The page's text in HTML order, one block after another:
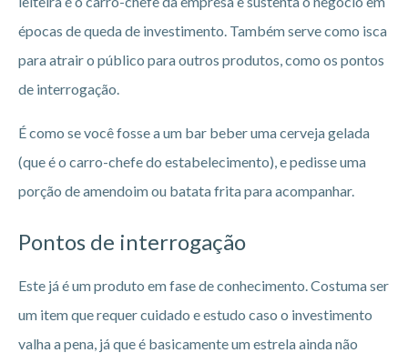
épocas de queda de investimento. Também serve como isca
para atrair o público para outros produtos, como os pontos
de interrogação.
É como se você fosse a um bar beber uma cerveja gelada
(que é o carro-chefe do estabelecimento), e pedisse uma
porção de amendoim ou batata frita para acompanhar.
Pontos de interrogação
Este já é um produto em fase de conhecimento. Costuma ser
um item que requer cuidado e estudo caso o investimento
valha a pena, já que é basicamente um estrela ainda não